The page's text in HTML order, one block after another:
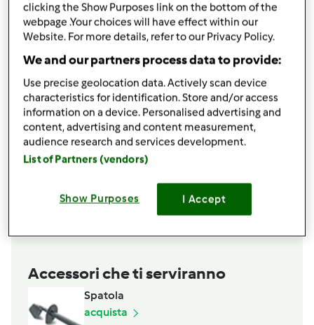
Ingredienti
400gpasta frolla
500gmele golden,o renette
500gpere kaiser
200
g
zucchero
70gburro
Accessori che ti serviranno
Spatola
acquista
clicking the Show Purposes link on the bottom of the
webpage .Your choices will have effect within our
Website. For more details, refer to our Privacy Policy.
We and our partners process data to provide:
Use precise geolocation data. Actively scan device
characteristics for identification. Store and/or access
information on a device. Personalised advertising and
content, advertising and content measurement,
audience research and services development.
List of Partners (vendors)
Show Purposes I Accept